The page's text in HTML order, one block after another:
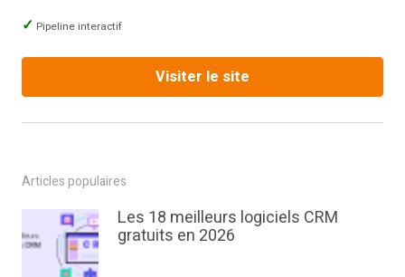
Pipeline interactif
Visiter le site
Articles populaires
Les 18 meilleurs logiciels CRM
gratuits en 2026